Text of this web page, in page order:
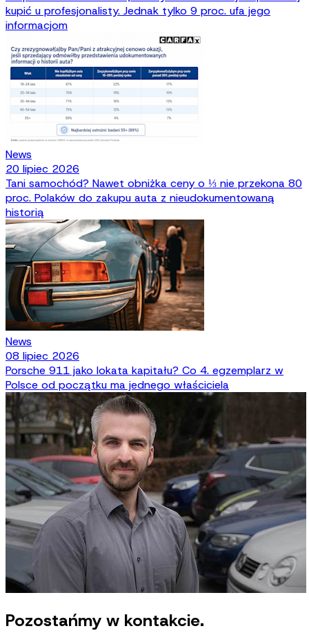
kupić u profesjonalisty. Jednak tylko 9 proc. ufa jego
informacjom
News
20 lipiec 2026
Tani samochód? Nawet obniżka ceny o ⅓ nie przekona 80
proc. Polaków do zakupu auta z nieudokumentowaną
historią
News
08 lipiec 2026
Porsche 911 jako lokata kapitału? Co 4. egzemplarz w
Polsce od początku ma jednego właściciela
Pozostańmy w kontakcie.